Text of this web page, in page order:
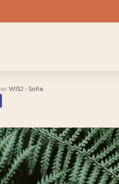
WISJ - Sofie